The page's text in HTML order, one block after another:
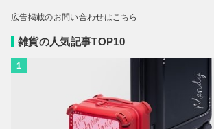
広告掲載のお問い合わせはこちら
雑貨の人気記事TOP10
1